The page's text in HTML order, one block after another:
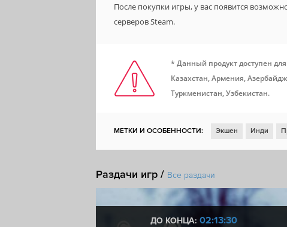
После покупки игры, у вас появится
серверов Steam.
* Данный продукт доступен
Казахстан, Армения,
Туркменистан, Узбекистан.
МЕТКИ И ОСОБЕННОСТИ: Экшен Инди
Ранний доступ Мрачная
Проработанная вселенная Лутер-шутер
Раздачи игр / Все раздачи
ДО КОНЦА: 02:13:29